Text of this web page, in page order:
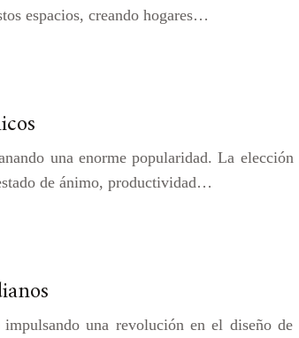
espacios, creando hogares…
una enorme popularidad. La
de ánimo, productividad…
una revolución en el diseño